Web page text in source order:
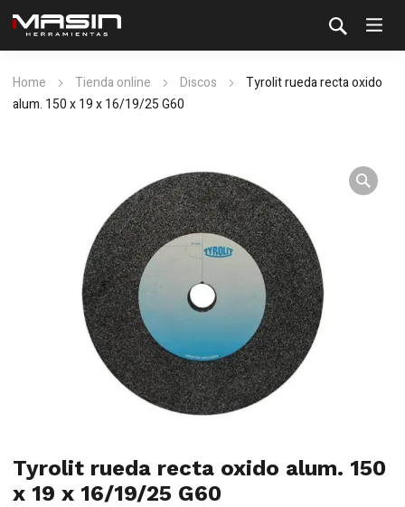
Home Tienda online Discos
Tyrolit rueda recta oxido
alum. 150 x 19 x 16/19/25 G60
Tyrolit rueda recta oxido alum. 150
x 19 x 16/19/25 G60